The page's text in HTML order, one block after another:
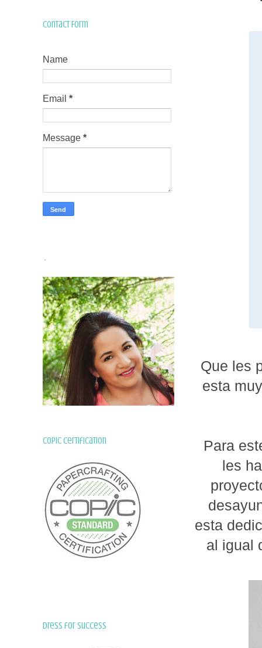
Que les
esta
Para
les
esta
al igual
Contact Form
Name
Email *
Message *
.
Copic Certification
Dress for Success